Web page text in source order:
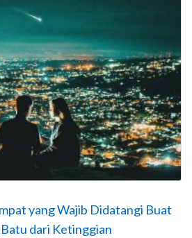
yang Wajib Didatangi Buat
dari Ketinggian